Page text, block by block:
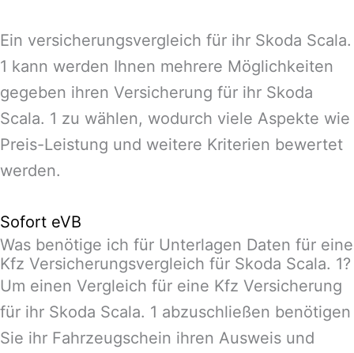
Ein versicherungsvergleich für ihr Skoda Scala.
1 kann werden Ihnen mehrere Möglichkeiten
gegeben ihren Versicherung für ihr Skoda
Scala. 1 zu wählen, wodurch viele Aspekte wie
Preis-Leistung und weitere Kriterien bewertet
werden.
Sofort eVB
Was benötige ich für Unterlagen Daten für eine
Kfz Versicherungsvergleich für Skoda Scala. 1?
Um einen Vergleich für eine Kfz Versicherung
für ihr Skoda Scala. 1 abzuschließen benötigen
Sie ihr Fahrzeugschein ihren Ausweis und